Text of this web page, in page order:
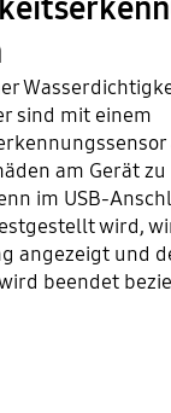
sind mit einem
am Gerät zu
im USB-
wird,
angezeigt und
beendet